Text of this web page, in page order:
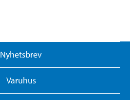
Nyhetsbrev
Varuhus